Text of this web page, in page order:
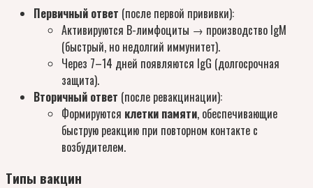
Первичный ответ (после первой прививки):
Активируются В-лимфоциты → производство IgM
(быстрый, но недолгий иммунитет).
Через 7–14 дней появляются IgG (долгосрочная
защита).
Вторичный ответ (после ревакцинации):
Формируются клетки памяти, обеспечивающие
быструю реакцию при повторном контакте с
возбудителем.
Типы вакцин